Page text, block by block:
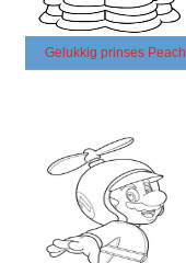
Gelukkig prinses Peach